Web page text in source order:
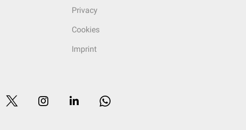
Privacy
Cookies
Imprint